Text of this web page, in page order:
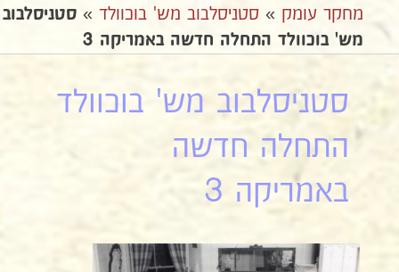
מחקר עומק » סטניסלבוב מש' בוכוולד » סטניסלבוב
מש' בוכוולד התחלה חדשה באמריקה 3
סטניסלבוב מש' בוכוולד
התחלה חדשה
באמריקה 3